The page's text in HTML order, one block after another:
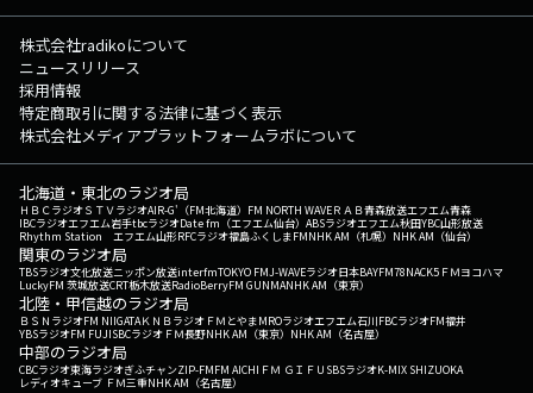
株式会社radikoについて
ニュースリリース
採用情報
特定商取引に関する法律に基づく表示
株式会社メディアプラットフォームラボについて
北海道・東北のラジオ局
ＨＢＣラジオＳＴＶラジオAIR-G'（FM北海道） FM NORTH WAVEＲＡＢ青森放送エフエム青森
IBCラジオエフエム岩手tbcラジオDate fm（エフエム仙台） ABSラジオエフエム秋田YBC山形放送
Rhythm Station エフエム山形RFCラジオ福島ふくしまFMNHK AM（札幌） NHK AM（仙台）
関東のラジオ局
TBSラジオ文化放送ニッポン放送interfmTOKYO FMJ-WAVEラジオ日本BAYFM78NACK5 ＦＭヨコハマ
LuckyFM 茨城放送CRT栃木放送RadioBerryFM GUNMANHK AM（東京）
北陸・甲信越のラジオ局
ＢＳＮラジオFM NIIGATAＫＮＢラジオ ＦＭとやまMROラジオエフエム石川FBCラジオFM福井
YBSラジオFM FUJISBCラジオ ＦＭ長野NHK AM（東京） NHK AM（名古屋）
中部のラジオ局
CBCラジオ東海ラジオぎふチャンZIP-FMFM AICHI ＦＭ ＧＩＦＵ SBSラジオK-MIX SHIZUOKA
レディオキューブ ＦＭ三重NHK AM（名古屋）